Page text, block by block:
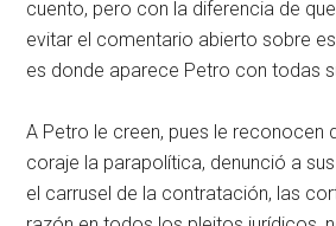
cuento, pero con la diferencia de
evitar el comentario abierto sobre
es donde aparece Petro con todas
A Petro le creen, pues le reconocen
coraje la parapolítica, denunció a
el carrusel de la contratación, las